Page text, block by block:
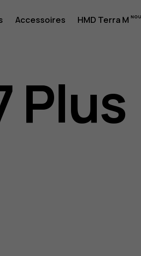
Accessoires HMD Terra M
Plus